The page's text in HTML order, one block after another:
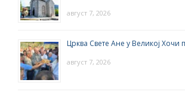
август 7, 2026
Црква Свете Ане у Великој Хочи
август 7, 2026